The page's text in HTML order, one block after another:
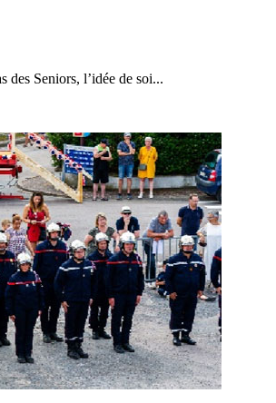
des Seniors, l’idée de soi...